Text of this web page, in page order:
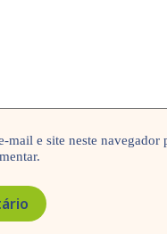
mail e site neste navegador